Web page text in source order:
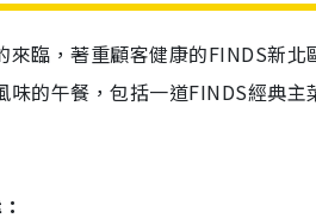
來臨，著重顧客健康的FINDS新
味的午餐，包括一道FINDS經典